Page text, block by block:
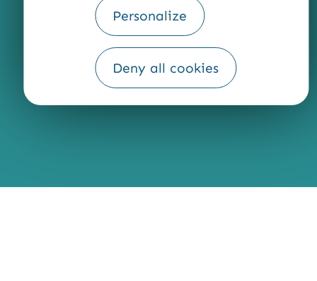
Personalize
Deny all cookies
Fourni par